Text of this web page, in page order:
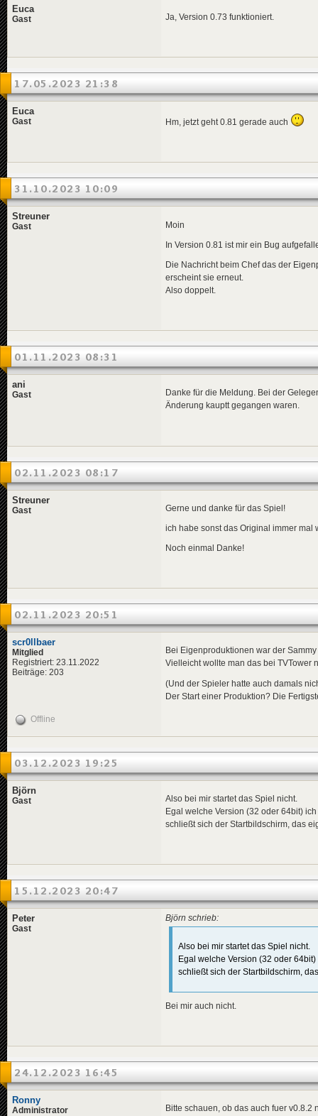
Euca
Gast Ja, Version 0.73 funktioniert.
17.05.2023 21:38
Euca
Gast Hm, jetzt geht 0.81 gerade auch
31.10.2023 10:09
Streuner
Gast Moin
In Version 0.81 ist mir ein Bug
Die Nachricht beim Chef das der
erscheint sie erneut.
Also doppelt.
01.11.2023 08:31
ani
Gast
Danke für die Meldung. Bei der
Änderung kauptt gegangen waren.
02.11.2023 08:17
Streuner
Gast Gerne und danke für das Spiel!
ich habe sonst das Original immer mal
Noch einmal Danke!
02.11.2023 20:51
scr0llbaer
Mitglied
Registriert: 23.11.2022
Beiträge: 203
Bei Eigenproduktionen war der
Vielleicht wollte man das bei TVTower
(Und der Spieler hatte auch damals
Der Start einer Produktion? Die
Offline
03.12.2023 19:25
Björn
Gast
Also bei mir startet das Spiel nicht.
Egal welche Version (32 oder 64bit)
schließt sich der Startbildschirm, das
15.12.2023 20:47
Peter
Gast
Björn schrieb:
Also bei mir startet das Spiel nicht.
Egal welche Version (32 oder
schließt sich der Startbildschirm,
Bei mir auch nicht.
24.12.2023 16:45
Ronny
Administrator Bitte schauen, ob das auch fuer v0.8.2